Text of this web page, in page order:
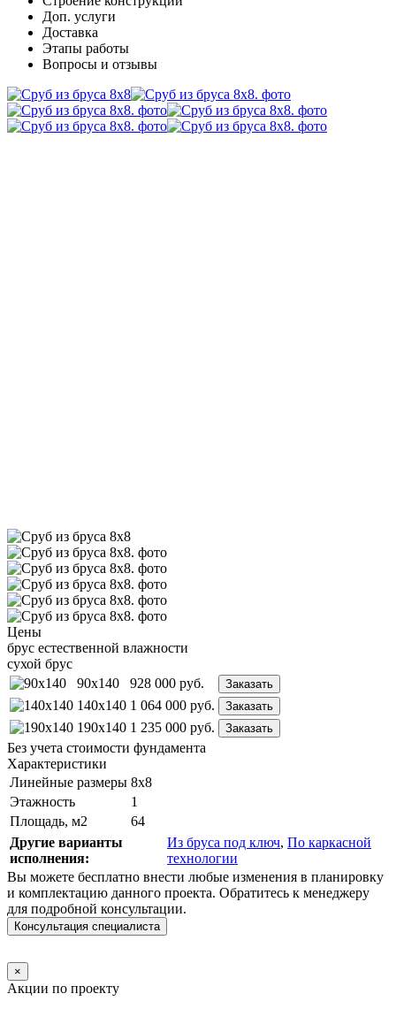
Доп. услуги
Доставка
Этапы работы
Вопросы и отзывы
Цены
брус естественной влажности
сухой брус
90x140
928 000 руб. Заказать
140x140 1 064 000 руб. Заказать
190x140 1 235 000 руб. Заказать
Без учета стоимости фундамента
Характеристики
Линейные размеры 8х8
Этажность
1
Площадь, м2
64
Другие варианты
исполнения:
Из бруса под ключ, По каркасной
технологии
Вы можете бесплатно внести любые изменения в планировку
и комплектацию данного проекта. Обратитесь к менеджеру
для подробной консультации.
Консультация специалиста
×
Акции по проекту